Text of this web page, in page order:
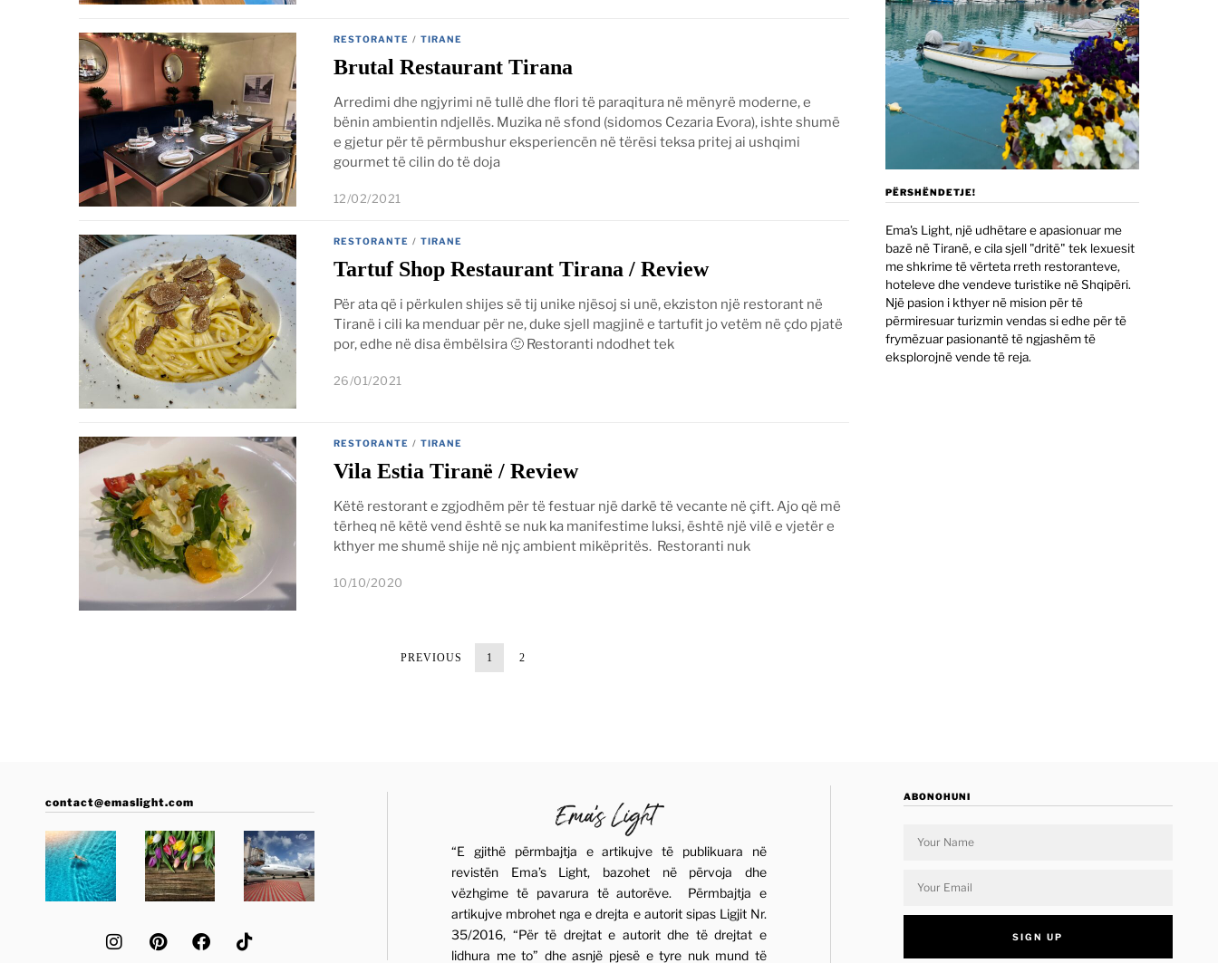
RESTORANTE / TIRANE
Brutal Restaurant Tirana
Arredimi dhe ngjyrimi në tullë dhe flori të paraqitura në mënyrë moderne, e
bënin ambientin ndjellës. Muzika në sfond (sidomos Cezaria Evora), ishte shumë
e gjetur për të përmbushur eksperiencën në tërësi teksa pritej ai ushqimi
gourmet të cilin do të doja
12/02/2021
RESTORANTE / TIRANE
Tartuf Shop Restaurant Tirana / Review
Për ata që i përkulen shijes së tij unike njësoj si unë, ekziston një restorant në
Tiranë i cili ka menduar për ne, duke sjell magjinë e tartufit jo vetëm në çdo pjatë
por, edhe në disa ëmbëlsira 🙂 Restoranti ndodhet tek
26/01/2021
RESTORANTE / TIRANE
Vila Estia Tiranë / Review
Këtë restorant e zgjodhëm për të festuar një darkë të vecante në çift. Ajo që më
tërheq në këtë vend është se nuk ka manifestime luksi, është një vilë e vjetër e
kthyer me shumë shije në njç ambient mikëpritës. Restoranti nuk
10/10/2020
PREVIOUS 1 2
PËRSHËNDETJE!
Ema's Light, një udhëtare e apasionuar me
bazë në Tiranë, e cila sjell "dritë" tek lexuesit
me shkrime të vërteta rreth restoranteve,
hoteleve dhe vendeve turistike në Shqipëri.
Një pasion i kthyer në mision për të
përmiresuar turizmin vendas si edhe për të
frymëzuar pasionantë të ngjashëm të
eksplorojnë vende të reja.
contact@emaslight.com
“E gjithë përmbajtja e artikujve të publikuara në
revistën Ema’s Light, bazohet në përvoja dhe
vëzhgime të pavarura të autorëve. Përmbajtja e
artikujve mbrohet nga e drejta e autorit sipas Ligjit Nr.
35/2016, “Për të drejtat e autorit dhe të drejtat e
lidhura me to” dhe asnjë pjesë e tyre nuk mund të
ABONOHUNI